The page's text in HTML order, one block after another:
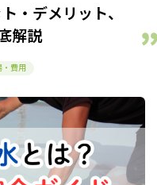
・デメリット、
解説
・費用